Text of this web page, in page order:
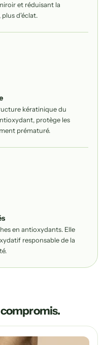
et réduisant la
plus d'éclat.
kératinique du
protège les
prématuré.
en antioxydants. Elle
responsable de la